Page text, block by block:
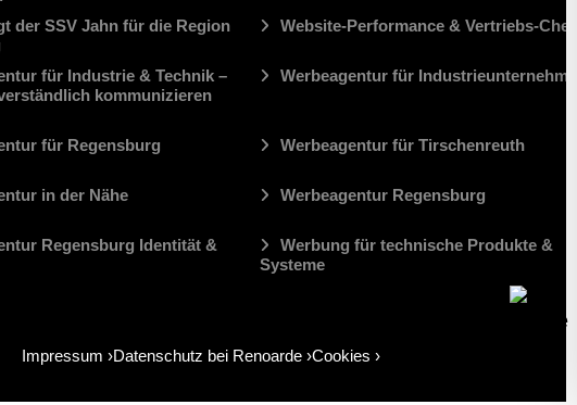
der SSV Jahn für die Region
Website-Performance & Vertriebs-
für Industrie & Technik –
kommunizieren
Werbeagentur für
für Regensburg Werbeagentur für Tirschenreuth
in der Nähe Werbeagentur Regensburg
Regensburg Identität &
Werbung für technische Produkte &
Systeme
Impressum Datenschutz bei Renoarde Cookies